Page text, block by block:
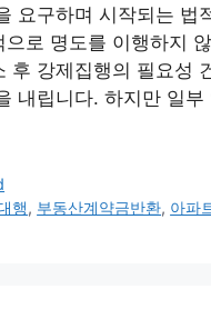
요구하며 시작되는 법
으로 명도를 이행하지
후 강제집행의 필요성
내립니다. 하지만 일
행, 부동산계약금반환, 아파